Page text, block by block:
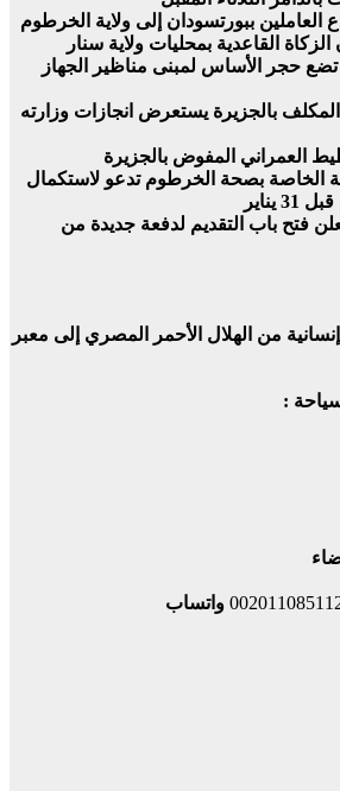
العاملين ببورتسودان إلى ولاية الخرطوم
القاعدية بمحليات ولاية سنار
حجر الأساس لمبنى مناظير الجهاز
بالجزيرة يستعرض انجازات وزارته
العمراني المفوض بالجزيرة
الخاصة بصحة الخرطوم تدعو لاستكمال
فتح باب التقديم لدفعة جديدة من
من الهلال الأحمر المصري إلى معبر
:
واتساب